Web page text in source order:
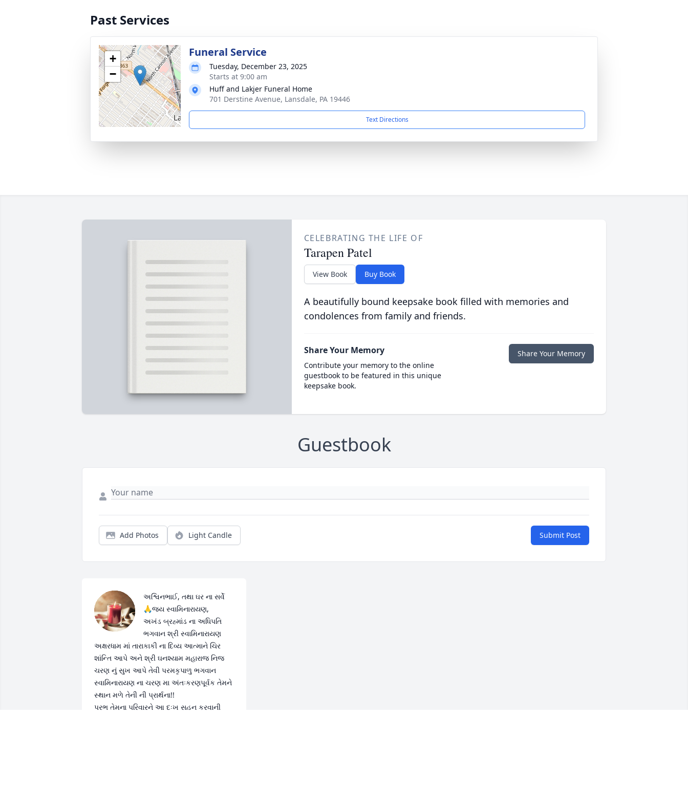
Past Services
+
−
Funeral Service
Tuesday, December 23, 2025
Starts at 9:00 am
Huff and Lakjer Funeral Home
701 Derstine Avenue, Lansdale, PA 19446
Text Directions
CELEBRATING THE LIFE OF
Tarapen Patel
View Book Buy Book
A beautifully bound keepsake book filled with memories and
condolences from family and friends.
Share Your Memory
Contribute your memory to the online
guestbook to be featured in this unique
keepsake book.
Share Your Memory
Guestbook
Add Photos Light Candle Submit Post
અશ્વિનભાઈ, તથા ઘર ના સર્વે
🙏જય સ્વામિનારાયણ,
અખંડ બ્રહ્માંડ ના અધિપતિ
ભગવાન શ્રી સ્વામિનારાયણ
અક્ષરધામ માં તારાકાકી ના દિવ્ય આત્માને ચિર
શાંન્તિ આપે અને શ્રી ઘનશ્યામ મહારાજ નિજ
ચરણ નું સુખ આપે તેવી પરમકૃપાળુ ભગવાન
સ્વામિનારાયણ ના ચરણ મા અંતઃકરણપૂર્વક તેમને
સ્થાન મળે તેની ની પ્રાર્થના!!
પ્રભુ તેમના પરિવારને આ દુઃખ સહન કરવાની